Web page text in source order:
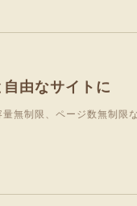
由なサイトに
無制限、ページ数無制限